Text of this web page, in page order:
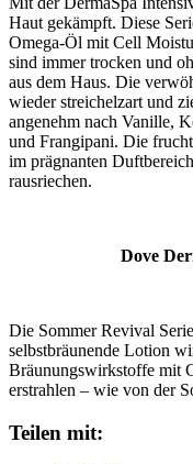
Haut gekämpft. Diese
Omega-Öl mit Cell
sind immer trocken und
aus dem Haus. Die
wieder streichelzart und
angenehm nach Vanille,
und Frangipani. Die
im prägnanten
rausriechen.
Dove
Die Sommer Revival
selbstbräunende Lotion
Bräunungswirkstoffe mit
erstrahlen – wie von der
Teilen mit: